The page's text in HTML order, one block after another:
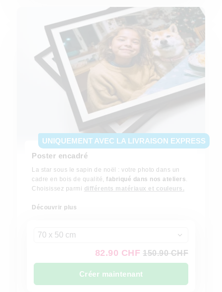
UNIQUEMENT AVEC LA LIVRAISON EXPRESS
Poster encadré
La star sous le sapin de noël : votre photo dans un
cadre en bois de qualité, fabriqué dans nos ateliers.
Choisissez parmi différents matériaux et couleurs.
Découvrir plus
70 x 50 cm
82.90 CHF 150.90 CHF
Créer maintenant